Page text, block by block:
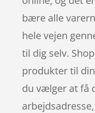
bære alle
hele vejen
til dig selv.
produkter til
du vælger at få